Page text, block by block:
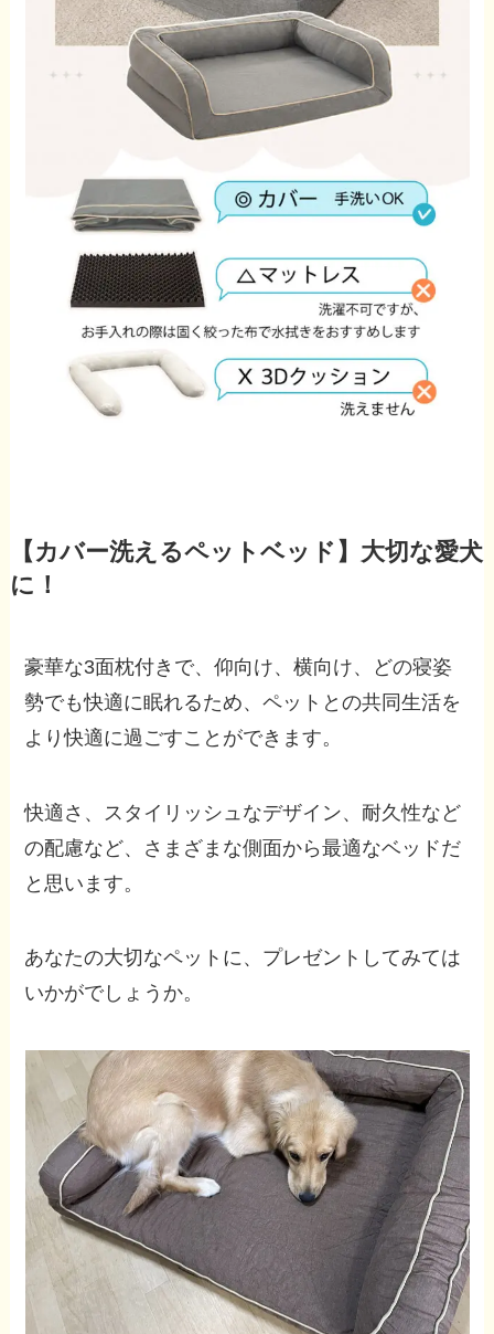
【カバー洗えるペットベッド】大切な愛犬
に！
豪華な3面枕付きで、仰向け、横向け、どの寝姿
勢でも快適に眠れるため、ペットとの共同生活を
より快適に過ごすことができます。
快適さ、スタイリッシュなデザイン、耐久性など
の配慮など、さまざまな側面から最適なベッドだ
と思います。
あなたの大切なペットに、プレゼントしてみては
いかがでしょうか。